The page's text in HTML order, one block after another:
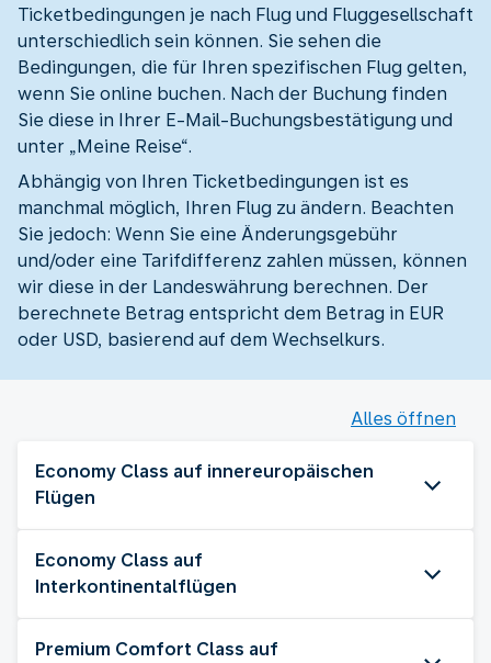
Ticketbedingungen je nach Flug und Fluggesellschaft
unterschiedlich sein können. Sie sehen die
Bedingungen, die für Ihren spezifischen Flug gelten,
wenn Sie online buchen. Nach der Buchung finden
Sie diese in Ihrer E-Mail-Buchungsbestätigung und
unter „Meine Reise“.
Abhängig von Ihren Ticketbedingungen ist es
manchmal möglich, Ihren Flug zu ändern. Beachten
Sie jedoch: Wenn Sie eine Änderungsgebühr
und/oder eine Tarifdifferenz zahlen müssen, können
wir diese in der Landeswährung berechnen. Der
berechnete Betrag entspricht dem Betrag in EUR
oder USD, basierend auf dem Wechselkurs.
Alles öffnen
Economy Class auf innereuropäischen
Flügen
Economy Class auf
Interkontinentalflügen
Premium Comfort Class auf